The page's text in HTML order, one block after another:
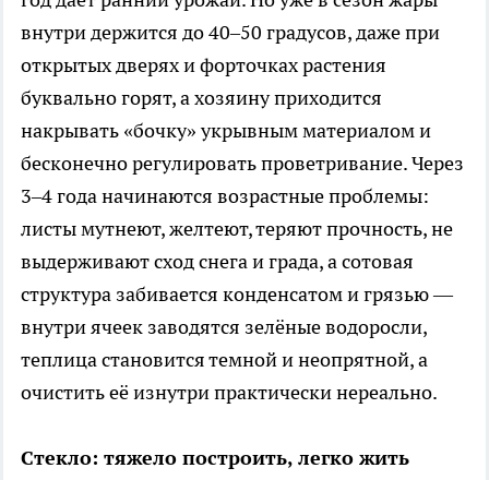
внутри держится до 40–50 градусов, даже при
открытых дверях и форточках растения
буквально горят, а хозяину приходится
накрывать «бочку» укрывным материалом и
бесконечно регулировать проветривание. Через
3–4 года начинаются возрастные проблемы:
листы мутнеют, желтеют, теряют прочность, не
выдерживают сход снега и града, а сотовая
структура забивается конденсатом и грязью —
внутри ячеек заводятся зелёные водоросли,
теплица становится темной и неопрятной, а
очистить её изнутри практически нереально.
Стекло: тяжело построить, легко жить